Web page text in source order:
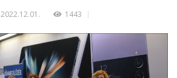
2022.12.01. 1443